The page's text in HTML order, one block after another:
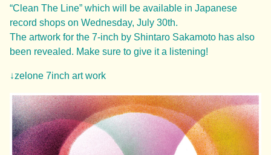
“Clean The Line” which will be available in Japanese
record shops on Wednesday, July 30th.
The artwork for the 7-inch by Shintaro Sakamoto has also
been revealed. Make sure to give it a listening!
↓zelone 7inch art work